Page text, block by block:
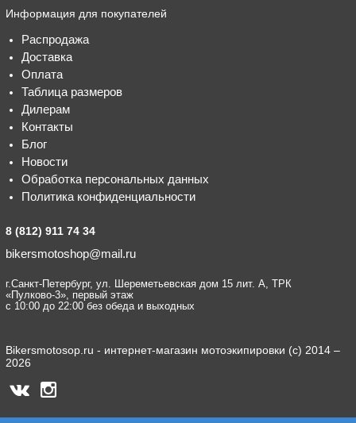
Информация для покупателей
Распродажа
Доставка
Оплата
Таблица размеров
Дилерам
Контакты
Блог
Новости
Обработка персональных данных
Политика конфиденциальности
8 (812) 911 74 34
bikersmotoshop@mail.ru
г.Санкт-Петербург, ул. Шереметьевская дом 15 лит. А, ТРК
«Пулково-3», первый этаж
с 10:00 до 22:00 без обеда и выходных
Bikersmotosop.ru - интернет-магазин мотоэкипировки (c) 2014 –
2026